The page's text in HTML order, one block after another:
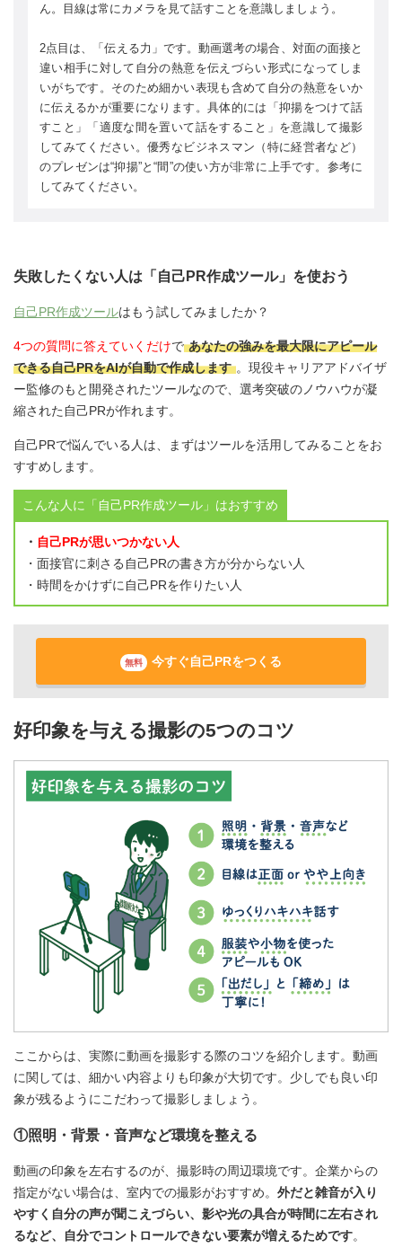
ん。目線は常にカメラを見て話すことを意識しましょう。
2点目は、「伝える力」です。動画選考の場合、対面の面接と
違い相手に対して自分の熱意を伝えづらい形式になってしま
いがちです。そのため細かい表現も含めて自分の熱意をいか
に伝えるかが重要になります。具体的には「抑揚をつけて話
すこと」「適度な間を置いて話をすること」を意識して撮影
してみてください。優秀なビジネスマン（特に経営者など）
のプレゼンは“抑揚”と“間”の使い方が非常に上手です。参考に
してみてください。
失敗したくない人は「自己PR作成ツール」を使おう
自己PR作成ツールはもう試してみましたか？
4つの質問に答えていくだけで あなたの強みを最大限にアピール
できる自己PRをAIが自動で作成します 。現役キャリアアドバイザ
ー監修のもと開発されたツールなので、選考突破のノウハウが凝
縮された自己PRが作れます。
自己PRで悩んでいる人は、まずはツールを活用してみることをお
すすめします。
こんな人に「自己PR作成ツール」はおすすめ
・ 自己PRが思いつかない人
・面接官に刺さる自己PRの書き方が分からない人
・時間をかけずに自己PRを作りたい人
無料 今すぐ自己PRをつくる
好印象を与える撮影の5つのコツ
ここからは、実際に動画を撮影する際のコツを紹介します。動画
に関しては、細かい内容よりも印象が大切です。少しでも良い印
象が残るようにこだわって撮影しましょう。
①照明・背景・音声など環境を整える
動画の印象を左右するのが、撮影時の周辺環境です。企業からの
指定がない場合は、室内での撮影がおすすめ。 外だと雑音が入り
やすく自分の声が聞こえづらい、影や光の具合が時間に左右され
るなど、自分でコントロールできない要素が増えるためです。